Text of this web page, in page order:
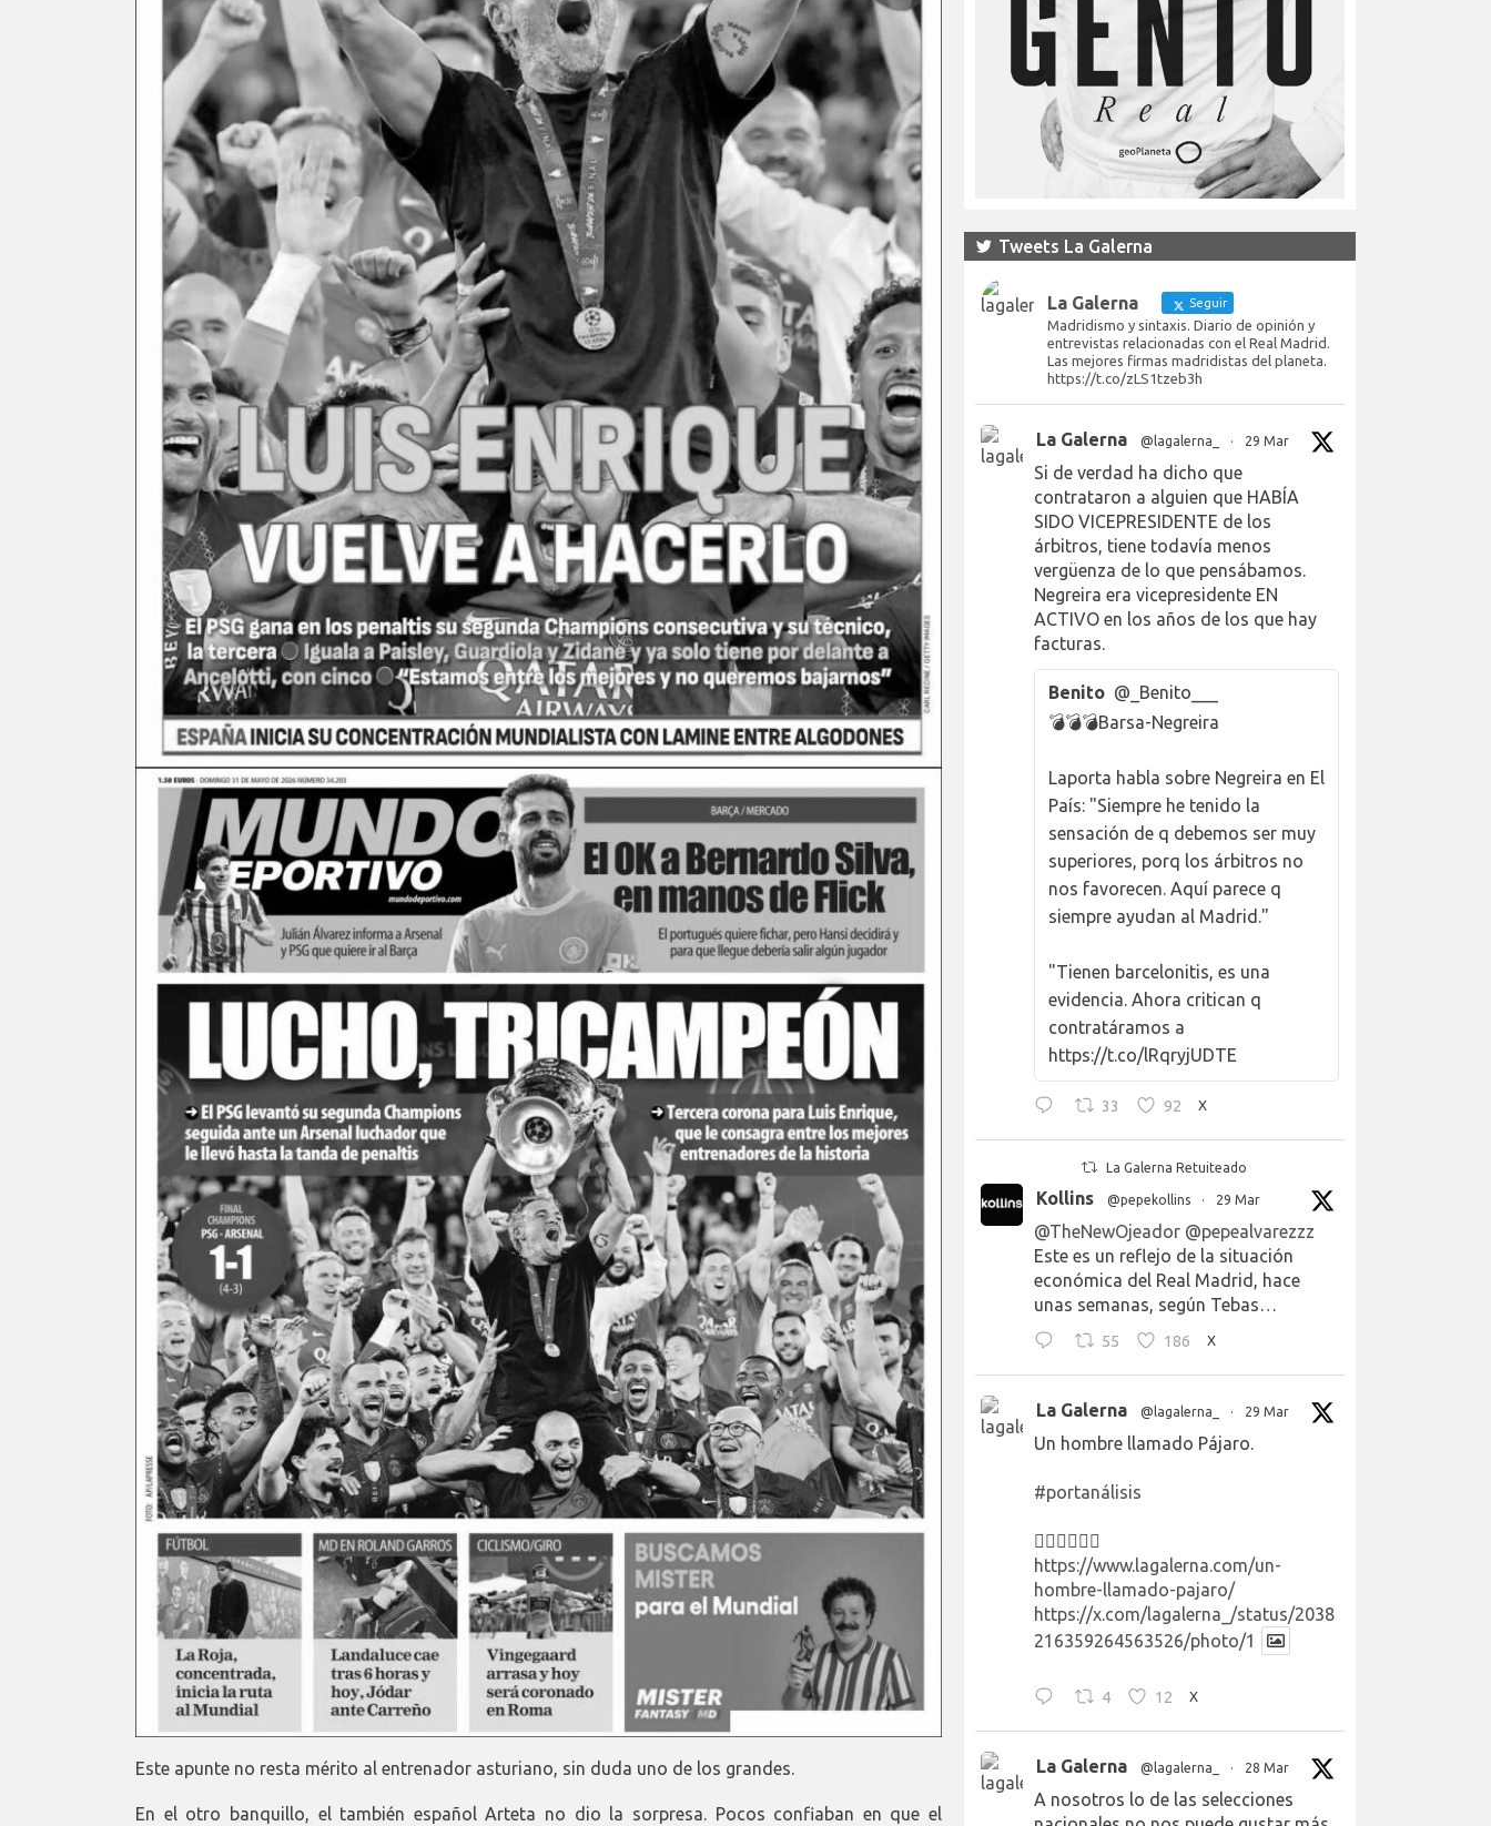
Este apunte no resta mérito al entrenador asturiano, sin duda uno de los grandes.
En el otro banquillo, el también español Arteta no dio la sorpresa. Pocos confiaban en que el
Tweets La Galerna
La Galerna Seguir
Madridismo y sintaxis. Diario de opinión y
entrevistas relacionadas con el Real Madrid.
Las mejores firmas madridistas del planeta.
https://t.co/zLS1tzeb3h
La Galerna @lagalerna_ · 29 Mar
Si de verdad ha dicho que
contrataron a alguien que HABÍA
SIDO VICEPRESIDENTE de los
árbitros, tiene todavía menos
vergüenza de lo que pensábamos.
Negreira era vicepresidente EN
ACTIVO en los años de los que hay
facturas.
Benito @_Benito___
💣💣💣Barsa-Negreira
Laporta habla sobre Negreira en El
País: "Siempre he tenido la
sensación de q debemos ser muy
superiores, porq los árbitros no
nos favorecen. Aquí parece q
siempre ayudan al Madrid."
"Tienen barcelonitis, es una
evidencia. Ahora critican q
contratáramos a
https://t.co/lRqryjUDTE
33 92 X
La Galerna Retuiteado
Kollins @pepekollins · 29 Mar
@TheNewOjeador @pepealvarezzz
Este es un reflejo de la situación
económica del Real Madrid, hace
unas semanas, según Tebas…
55 186 X
La Galerna @lagalerna_ · 29 Mar
Un hombre llamado Pájaro.
#portanálisis
👉🏻👉🏻👉🏻
https://www.lagalerna.com/un-
hombre-llamado-pajaro/
https://x.com/lagalerna_/status/2038
216359264563526/photo/1
4 12 X
La Galerna @lagalerna_ · 28 Mar
A nosotros lo de las selecciones